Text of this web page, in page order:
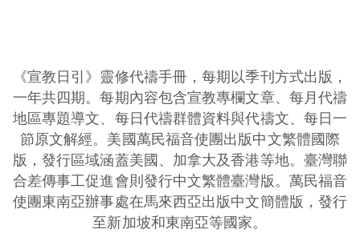
《宣教日引》靈修代禱手冊，每期以季刊方式出版，
一年共四期。每期內容包含宣教專欄文章、每月代禱
地區專題導文、每日代禱群體資料與代禱文、每日一
節原文解經。美國萬民福音使團出版中文繁體國際
版，發行區域涵蓋美國、加拿大及香港等地。臺灣聯
合差傳事工促進會則發行中文繁體臺灣版。萬民福音
使團東南亞辦事處在馬來西亞出版中文簡體版，發行
至新加坡和東南亞等國家。